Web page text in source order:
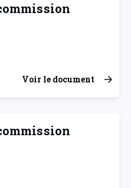
Voir le document